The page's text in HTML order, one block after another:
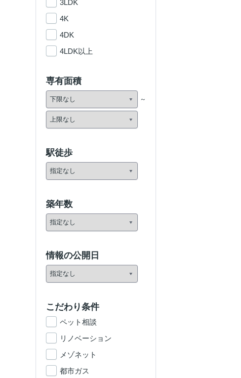
3LDK
4K
4DK
4LDK以上
専有面積
駅徒歩
築年数
情報の公開日
こだわり条件
ペット相談
リノベーション
メゾネット
都市ガス